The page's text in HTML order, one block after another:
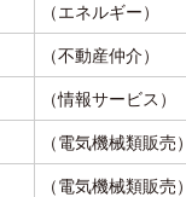
（エネルギー）
（不動産仲介）
（情報サービス）
（電気機械類販売
（電気機械類販売